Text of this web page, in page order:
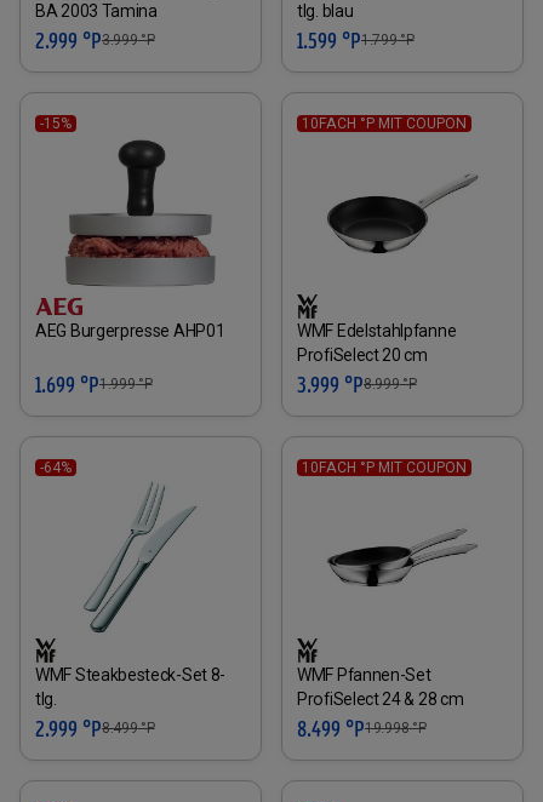
BA 2003 Tamina
2.999 °P3.999°P
tlg. blau
1.599 °P1.799°P
-15%
AEG Burgerpresse AHP01
1.699 °P1.999°P
10FACH °P MIT COUPON
WMF Edelstahlpfanne
ProfiSelect 20 cm
3.999 °P8.999°P
-64%
WMF Steakbesteck-Set 8-
tlg.
2.999 °P8.499°P
10FACH °P MIT COUPON
WMF Pfannen-Set
ProfiSelect 24 & 28 cm
8.499 °P19.998°P